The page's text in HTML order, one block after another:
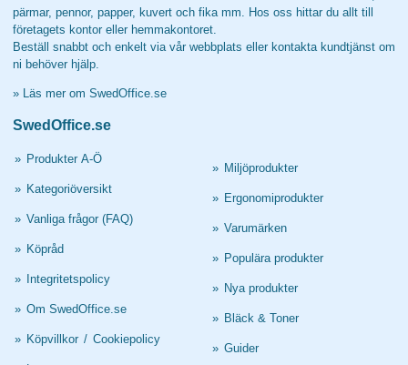
pärmar, pennor, papper, kuvert och fika mm. Hos oss hittar du allt till
företagets kontor eller hemmakontoret.
Beställ snabbt och enkelt via vår webbplats eller kontakta kundtjänst om
ni behöver hjälp.
» Läs mer om SwedOffice.se
SwedOffice.se
» Produkter A-Ö
» Kategoriöversikt
» Vanliga frågor (FAQ)
» Köpråd
» Integritetspolicy
» Om SwedOffice.se
» Köpvillkor / Cookiepolicy
» Miljöprodukter
» Ergonomiprodukter
» Varumärken
» Populära produkter
» Nya produkter
» Bläck & Toner
» Guider